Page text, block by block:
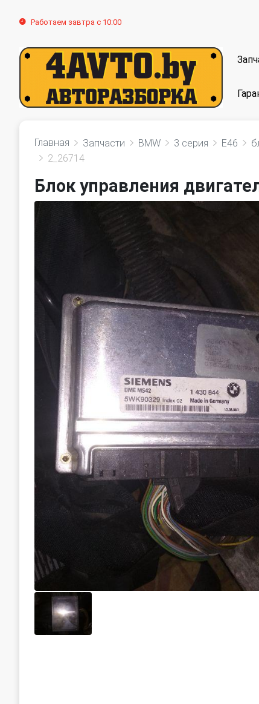
Работаем завтра с 10:00
Главная Запчасти BMW 3 серия E46
2_26714
Блок управления